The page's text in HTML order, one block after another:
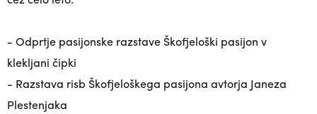
- Odprtje pasijonske razstave Škofjeloški pasijon v
klekljani čipki
- Razstava risb Škofjeloškega pasijona avtorja Janeza
Plestenjaka